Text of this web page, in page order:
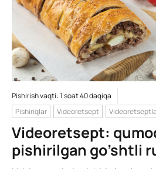
Pishirish vaqti: 1 soat 40 daqiqa
Pishiriqlar
Videoretsept
Videoretsept:
pishirilgan go’shtli